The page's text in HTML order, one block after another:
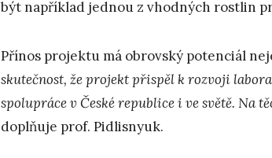
být například jednou z vhodných rostlin
Přínos projektu má obrovský potenciál
skutečnost, že projekt přispěl k rozvoji
spolupráce v České republice i ve světě. Na
doplňuje prof. Pidlisnyuk.